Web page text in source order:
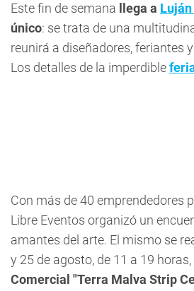
Este fin de semana llega a
único: se trata de una
reunirá a diseñadores, feriantes
Los detalles de la imperdible
Con más de 40 emprendedores
Libre Eventos organizó un
amantes del arte. El mismo se
y 25 de agosto, de 11 a 19 horas,
Comercial "Terra Malva Strip